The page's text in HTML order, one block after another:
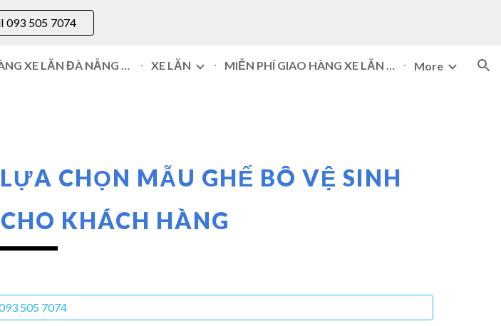
093 505 7074
CỬA HÀNG XE LĂN ĐÀ NẴNG 093 505 7074 XE LĂN MIỄN PHÍ GIAO HÀNG XE LĂN ĐÀ NẴNG 093 505 7074 More
CHỌN MẪU GHẾ BÔ VỆ SINH
KHÁCH HÀNG
505 7074